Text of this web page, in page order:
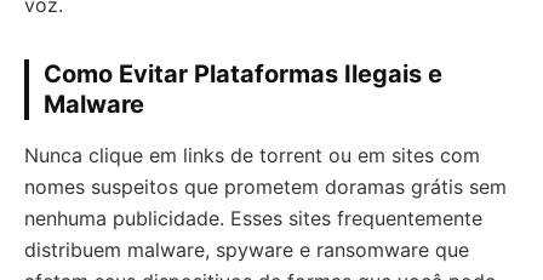
Como Evitar Plataformas Ilegais e
Malware
Nunca clique em links de torrent ou em sites com
nomes suspeitos que prometem doramas grátis sem
nenhuma publicidade. Esses sites frequentemente
distribuem malware, spyware e ransomware que